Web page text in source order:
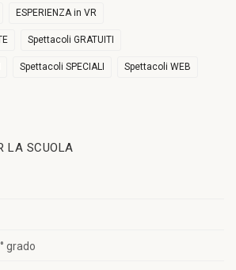
ESPERIENZA in VR
Spettacoli GRATUITI
Spettacoli SPECIALI Spettacoli WEB
LA SCUOLA
grado